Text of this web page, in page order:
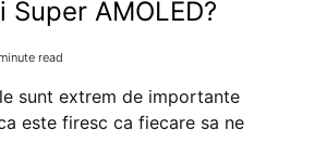
Super AMOLED?
read
sunt extrem de importante
este firesc ca fiecare sa ne